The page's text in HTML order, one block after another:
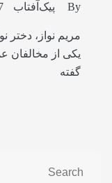
By پیک‌آفتاب 7
مریم نواز، دختر
یکی از مخالفان
گفته